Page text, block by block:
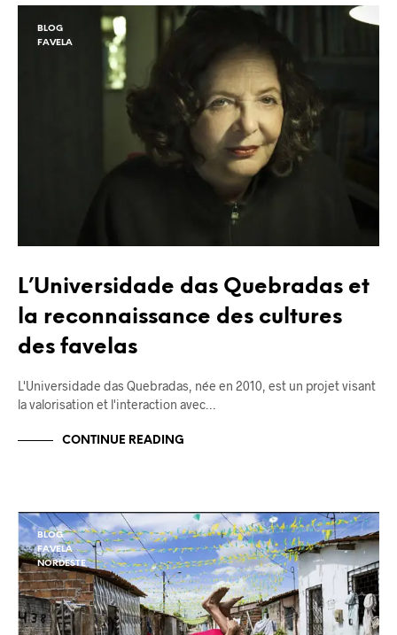
BLOG
FAVELA
L’Universidade das Quebradas et
la reconnaissance des cultures
des favelas
L'Universidade das Quebradas, née en 2010, est un projet visant
la valorisation et l'interaction avec…
CONTINUE READING
BLOG
FAVELA
NORDESTE